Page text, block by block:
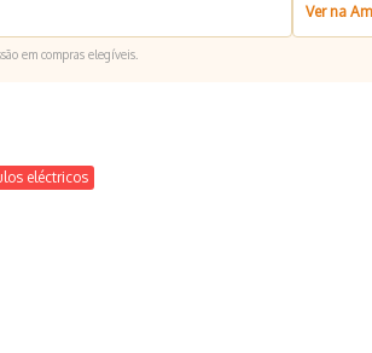
Ver na
em compras elegíveis.
eléctricos